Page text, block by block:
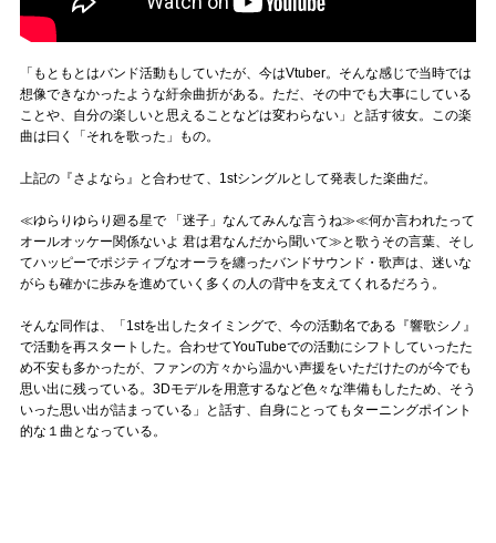
「もともとはバンド活動もしていたが、今はVtuber。そんな感じで当時では
想像できなかったような紆余曲折がある。ただ、その中でも大事にしている
ことや、自分の楽しいと思えることなどは変わらない」と話す彼女。この楽
曲は曰く「それを歌った」もの。
上記の『さよなら』と合わせて、1stシングルとして発表した楽曲だ。
≪ゆらりゆらり廻る星で 「迷子」なんてみんな言うね≫≪何か言われたって
オールオッケー関係ないよ 君は君なんだから聞いて≫と歌うその言葉、そし
てハッピーでポジティブなオーラを纏ったバンドサウンド・歌声は、迷いな
がらも確かに歩みを進めていく多くの人の背中を支えてくれるだろう。
そんな同作は、「1stを出したタイミングで、今の活動名である『響歌シノ』
で活動を再スタートした。合わせてYouTubeでの活動にシフトしていったた
め不安も多かったが、ファンの方々から温かい声援をいただけたのが今でも
思い出に残っている。3Dモデルを用意するなど色々な準備もしたため、そう
いった思い出が詰まっている」と話す、自身にとってもターニングポイント
的な１曲となっている。